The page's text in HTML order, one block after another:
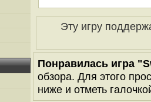
Эту игру
Понравилась игра
обзора. Для этого
ниже и отметь